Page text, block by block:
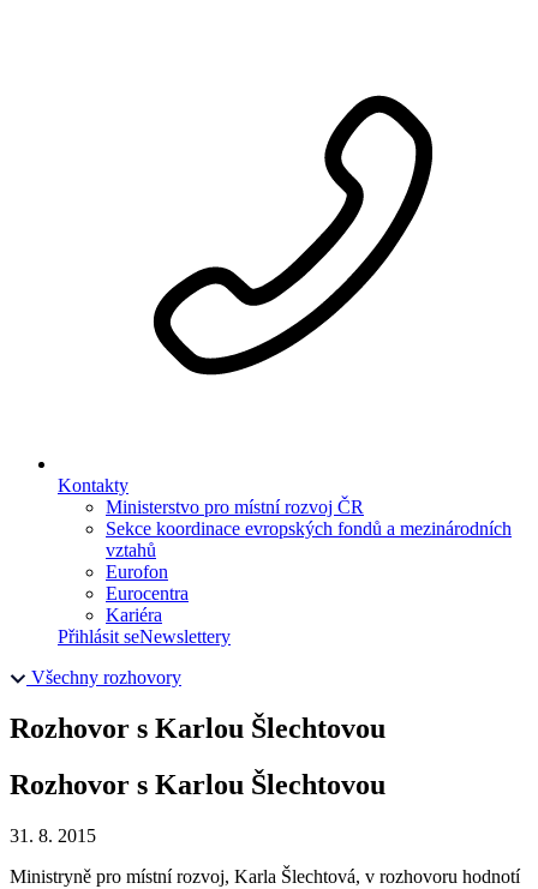
Kontakty
Ministerstvo pro místní rozvoj ČR
Sekce koordinace evropských fondů a mezinárodních
vztahů
Eurofon
Eurocentra
Kariéra
Přihlásit seNewslettery
Všechny rozhovory
Rozhovor s Karlou Šlechtovou
Rozhovor s Karlou Šlechtovou
31. 8. 2015
Ministryně pro místní rozvoj, Karla Šlechtová, v rozhovoru hodnotí